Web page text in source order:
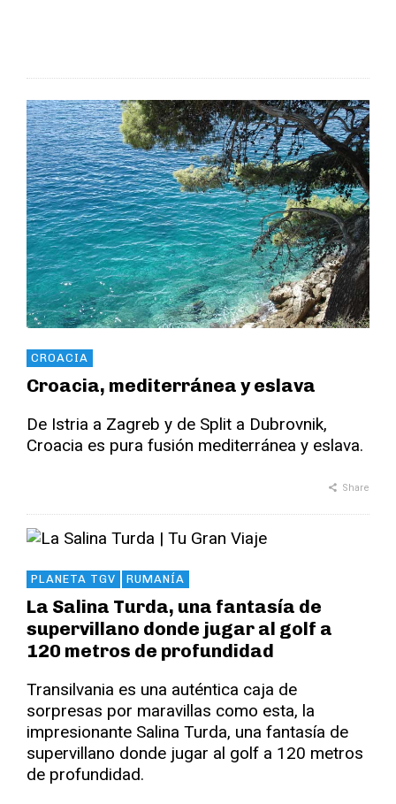
CROACIA
Croacia, mediterránea y eslava
De Istria a Zagreb y de Split a Dubrovnik,
Croacia es pura fusión mediterránea y eslava.
Share
PLANETA TGV RUMANÍA
La Salina Turda, una fantasía de
supervillano donde jugar al golf a
120 metros de profundidad
Transilvania es una auténtica caja de
sorpresas por maravillas como esta, la
impresionante Salina Turda, una fantasía de
supervillano donde jugar al golf a 120 metros
de profundidad.